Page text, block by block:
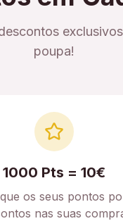
poupa!
1000 Pts = 10€
os seus pontos
nas suas